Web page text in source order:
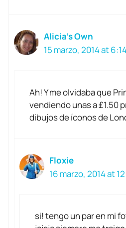
Alicia's Own
15 marzo, 2014 at
Ah! Y me olvidaba que
vendiendo unas a £1.50
dibujos de íconos de
Floxie
16 marzo, 2014 at
si! tengo un par en mi